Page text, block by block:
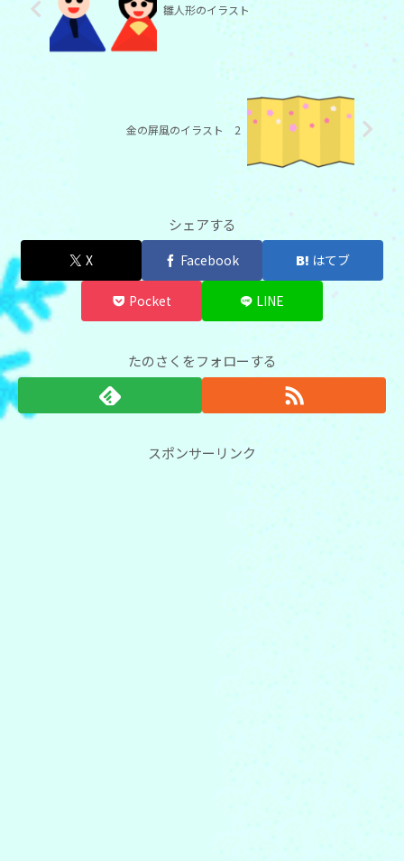
雛人形のイラスト
金の屏風のイラスト 2
シェアする
X Facebook はてブ
Pocket LINE
たのさくをフォローする
スポンサーリンク